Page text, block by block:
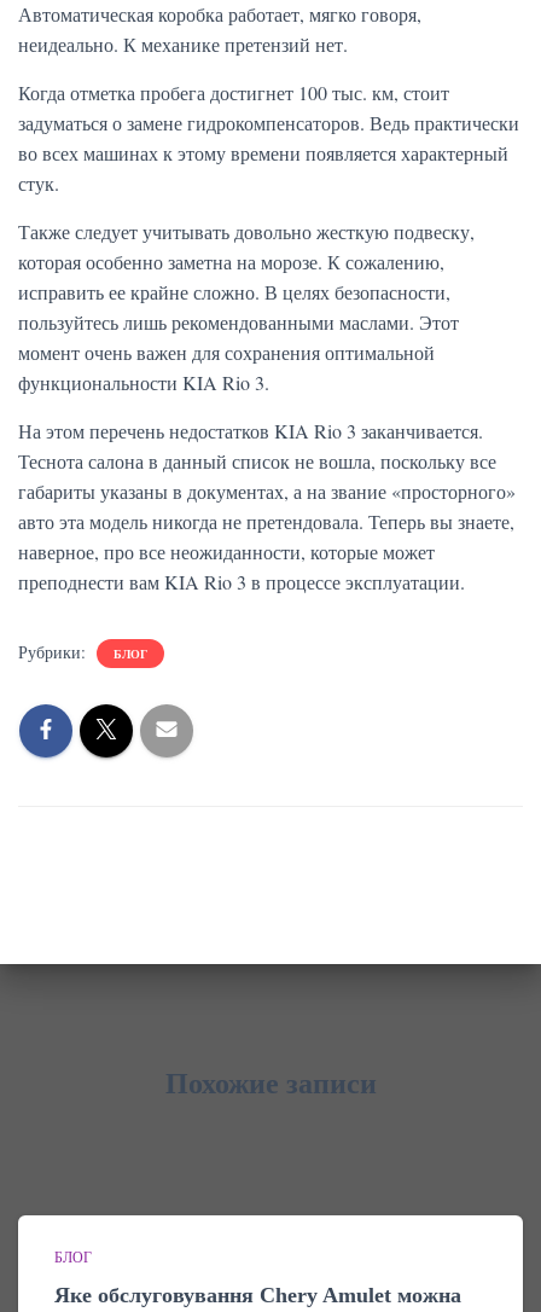
Автоматическая коробка работает, мягко говоря,
неидеально. К механике претензий нет.
Когда отметка пробега достигнет 100 тыс. км, стоит
задуматься о замене гидрокомпенсаторов. Ведь практически
во всех машинах к этому времени появляется характерный
стук.
Также следует учитывать довольно жесткую подвеску,
которая особенно заметна на морозе. К сожалению,
исправить ее крайне сложно. В целях безопасности,
пользуйтесь лишь рекомендованными маслами. Этот
момент очень важен для сохранения оптимальной
функциональности KIA Rio 3.
На этом перечень недостатков KIA Rio 3 заканчивается.
Теснота салона в данный список не вошла, поскольку все
габариты указаны в документах, а на звание «просторного»
авто эта модель никогда не претендовала. Теперь вы знаете,
наверное, про все неожиданности, которые может
преподнести вам KIA Rio 3 в процессе эксплуатации.
Рубрики: БЛОГ
Похожие записи
БЛОГ
Яке обслуговування Chery Amulet можна